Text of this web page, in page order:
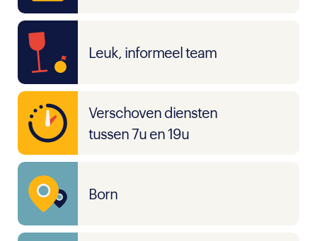
Leuk, informeel team
Verschoven diensten
tussen 7u en 19u
Born